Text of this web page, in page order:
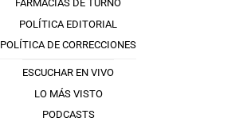
FARMACIAS DE TURNO
POLÍTICA EDITORIAL
POLÍTICA DE CORRECCIONES
ESCUCHAR EN VIVO
LO MÁS VISTO
PODCASTS